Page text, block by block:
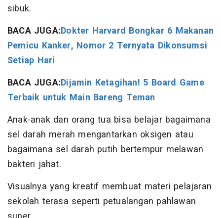
sibuk.
BACA JUGA:Dokter Harvard Bongkar 6 Makanan
Pemicu Kanker, Nomor 2 Ternyata Dikonsumsi
Setiap Hari
BACA JUGA:Dijamin Ketagihan! 5 Board Game
Terbaik untuk Main Bareng Teman
Anak-anak dan orang tua bisa belajar bagaimana
sel darah merah mengantarkan oksigen atau
bagaimana sel darah putih bertempur melawan
bakteri jahat.
Visualnya yang kreatif membuat materi pelajaran
sekolah terasa seperti petualangan pahlawan